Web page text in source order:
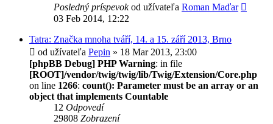
Posledný príspevokod užívateľa Roman Maďar
03 Feb 2014, 12:22
Tatra: Značka mnoha tváří, 14. a 15. září 2013, Brno
od užívateľa Pepin » 18 Mar 2013, 23:00
[phpBB Debug] PHP Warning: in file
[ROOT]/vendor/twig/twig/lib/Twig/Extension/Core.php
on line 1266: count(): Parameter must be an array or an
object that implements Countable
12 Odpovedí
29808 Zobrazení